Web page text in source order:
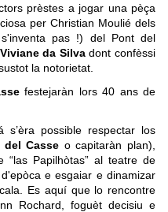
prèstes a jogar una pèça
per Christian Moulié dels
pas !) del Pont del
Viviane da Silvadont confèssi
la notorietat.
festejaràn lors 40 ans de
possible respectar los
del Casse o capitaràn plan),
“las Papilhòtas” al teatre de
e esgaiar e dinamizar
Es aquí que lo rencontre
Rochard, foguèt decisiu e